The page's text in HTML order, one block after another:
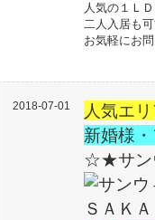
人気の１Ｌ
二人入居も
お気軽にお
2018-07-01
人気エ
新婚様
☆★サン